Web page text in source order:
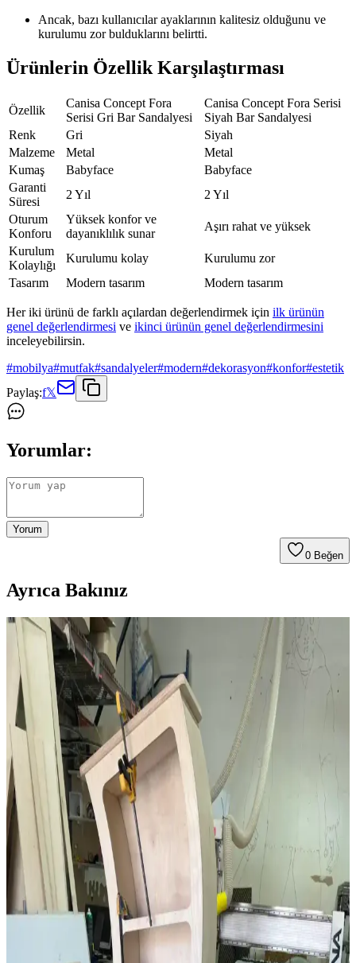
Ancak, bazı kullanıcılar ayaklarının kalitesiz olduğunu ve
kurulumu zor bulduklarını belirtti.
Ürünlerin Özellik Karşılaştırması
Özellik
Canisa Concept Fora
Serisi Gri Bar Sandalyesi
Canisa Concept Fora Serisi
Siyah Bar Sandalyesi
Renk
Gri
Siyah
Malzeme
Metal
Metal
Kumaş
Babyface
Babyface
Garanti
Süresi
2 Yıl
2 Yıl
Oturum
Konforu
Yüksek konfor ve
dayanıklılık sunar
Aşırı rahat ve yüksek
Kurulum
Kolaylığı
Kurulumu kolay
Kurulumu zor
Tasarım
Modern tasarım Modern tasarım
Her iki ürünü de farklı açılardan değerlendirmek için ilk ürünün
genel değerlendirmesi ve ikinci ürünün genel değerlendirmesini
inceleyebilirsin.
#mobilya#mutfak#sandalyeler#modern#dekorasyon#konfor#estetik
Paylaş:f𝕏
Yorumlar:
Yorum
0 Beğen
Ayrıca Bakınız
Kereste Nem İçeriği ve Kurutma Standartları: İnce
İşçilik İçin Kritik Bilgiler
Kereste nem içeriği, dayanıklılık ve işlenebilirlik açısından kritik
öneme sahiptir. Doğru kurutma teknikleri, nem ölçümü ve bölgesel
iklim koşulları, kaliteli ince işçilik için gereklidir.
Kiraz Ağacından Reeded (Oluklu) Şifonyer: Tasarım
ve İşçilik Detayları
Kiraz ağacından yapılmış reeded yüzeyli şifonyerin tasarım,
malzeme seçimi ve zorlu işçilik süreci anlatılmaktadır. LED
aydınlatmalı ayna ve özel kutular gibi fonksiyonel detaylar öne
çıkar.
Açık Plan Ev Tasarımının Avantajları,
Dezavantajları ve Tasarım Önerileri
Açık plan ev tasarımı, geniş ve aydınlık yaşam alanları sunarken
gürültü, mahremiyet ve koku sorunları yaratabilir. Tasarımda bölücü
kapılar ve havalandırma sistemleriyle denge sağlanabilir.